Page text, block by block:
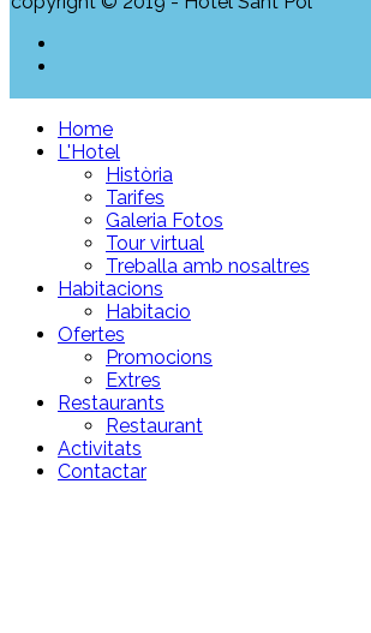
Home
L'Hotel
Història
Tarifes
Galeria Fotos
Tour virtual
Treballa amb nosaltres
Habitacions
Habitacio
Ofertes
Promocions
Extres
Restaurants
Restaurant
Activitats
Contactar